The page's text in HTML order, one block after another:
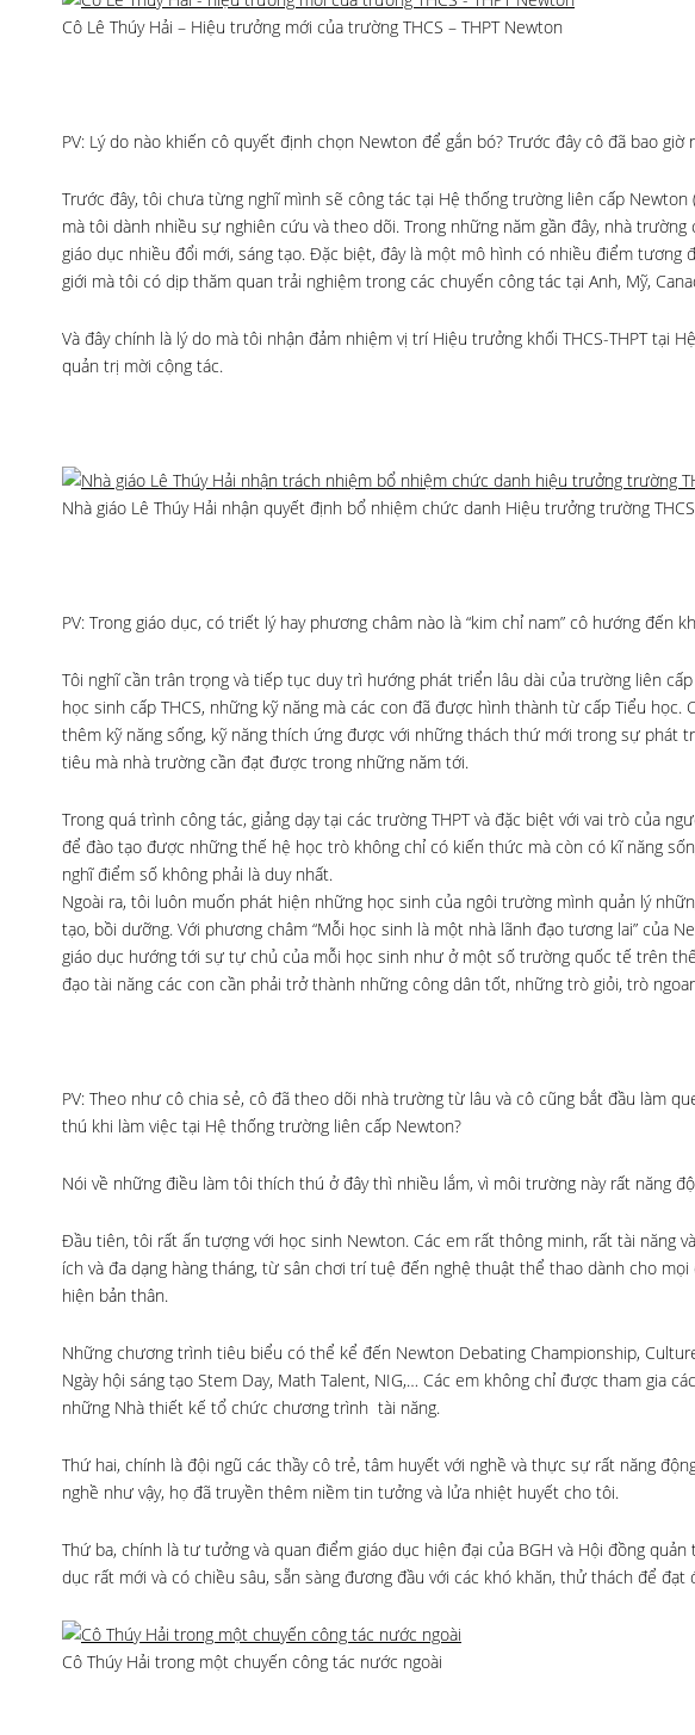
Cô Lê Thúy Hải – Hiệu trưởng mới của trường THCS – THPT Newton
PV: Lý do nào khiến cô quyết định chọn Newton để gắn bó? Trước đây cô đã bao
Trước đây, tôi chưa từng nghĩ mình sẽ công tác tại Hệ thống trường liên cấp Newton
mà tôi dành nhiều sự nghiên cứu và theo dõi. Trong những năm gần đây, nhà
giáo dục nhiều đổi mới, sáng tạo. Đặc biệt, đây là một mô hình có nhiều điểm
giới mà tôi có dịp thăm quan trải nghiệm trong các chuyến công tác tại Anh, Mỹ,
Và đây chính là lý do mà tôi nhận đảm nhiệm vị trí Hiệu trưởng khối THCS-THPT tại
quản trị mời cộng tác.
Nhà giáo Lê Thúy Hải nhận quyết định bổ nhiệm chức danh Hiệu trưởng trường
PV: Trong giáo dục, có triết lý hay phương châm nào là “kim chỉ nam” cô hướng đến
Tôi nghĩ cần trân trọng và tiếp tục duy trì hướng phát triển lâu dài của trường liên
học sinh cấp THCS, những kỹ năng mà các con đã được hình thành từ cấp Tiểu
thêm kỹ năng sống, kỹ năng thích ứng được với những thách thứ mới trong sự phát
tiêu mà nhà trường cần đạt được trong những năm tới.
Trong quá trình công tác, giảng dạy tại các trường THPT và đặc biệt với vai trò của
để đào tạo được những thế hệ học trò không chỉ có kiến thức mà còn có kĩ năng
nghĩ điểm số không phải là duy nhất.
Ngoài ra, tôi luôn muốn phát hiện những học sinh của ngôi trường mình quản lý
tạo, bồi dưỡng. Với phương châm “Mỗi học sinh là một nhà lãnh đạo tương lai” của
giáo dục hướng tới sự tự chủ của mỗi học sinh như ở một số trường quốc tế trên
đạo tài năng các con cần phải trở thành những công dân tốt, những trò giỏi, trò
PV: Theo như cô chia sẻ, cô đã theo dõi nhà trường từ lâu và cô cũng bắt đầu làm
thú khi làm việc tại Hệ thống trường liên cấp Newton?
Nói về những điều làm tôi thích thú ở đây thì nhiều lắm, vì môi trường này rất năng
Đầu tiên, tôi rất ấn tượng với học sinh Newton. Các em rất thông minh, rất tài năng
ích và đa dạng hàng tháng, từ sân chơi trí tuệ đến nghệ thuật thể thao dành cho
hiện bản thân.
Những chương trình tiêu biểu có thể kể đến Newton Debating Championship,
Ngày hội sáng tạo Stem Day, Math Talent, NIG,… Các em không chỉ được tham gia
những Nhà thiết kế tổ chức chương trình tài năng.
Thứ hai, chính là đội ngũ các thầy cô trẻ, tâm huyết với nghề và thực sự rất năng
nghề như vậy, họ đã truyền thêm niềm tin tưởng và lửa nhiệt huyết cho tôi.
Thứ ba, chính là tư tưởng và quan điểm giáo dục hiện đại của BGH và Hội đồng
dục rất mới và có chiều sâu, sẵn sàng đương đầu với các khó khăn, thử thách để
Cô Thúy Hải trong một chuyến công tác nước ngoài